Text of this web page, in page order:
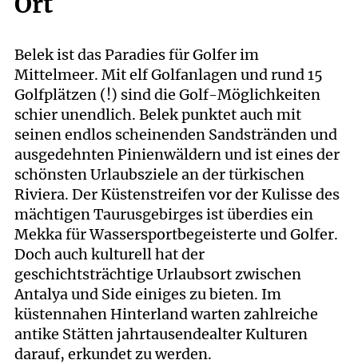
Belek ist das Paradies für Golfer im
Mittelmeer. Mit elf Golfanlagen und rund 15
Golfplätzen (!) sind die Golf-Möglichkeiten
schier unendlich. Belek punktet auch mit
seinen endlos scheinenden Sandstränden und
ausgedehnten Pinienwäldern und ist eines der
schönsten Urlaubsziele an der türkischen
Riviera. Der Küstenstreifen vor der Kulisse des
mächtigen Taurusgebirges ist überdies ein
Mekka für Wassersportbegeisterte und Golfer.
Doch auch kulturell hat der
geschichtsträchtige Urlaubsort zwischen
Antalya und Side einiges zu bieten. Im
küstennahen Hinterland warten zahlreiche
antike Stätten jahrtausendealter Kulturen
darauf, erkundet zu werden.